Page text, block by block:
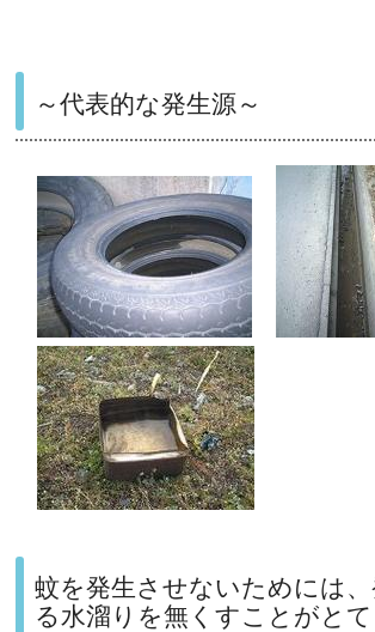
～代表的な発生源～
蚊を発生させないためには
る水溜りを無くすことがと